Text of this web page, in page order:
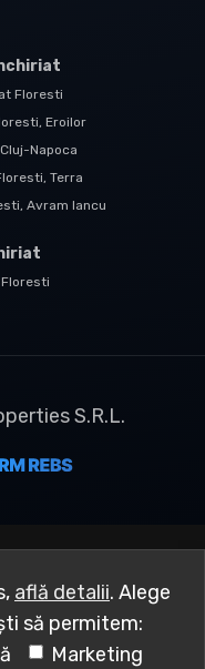
Floresti
Eroilor
Napoca
Terra
Avram Iancu
S.R.L.
află detalii. Alege
să permitem:
Marketing